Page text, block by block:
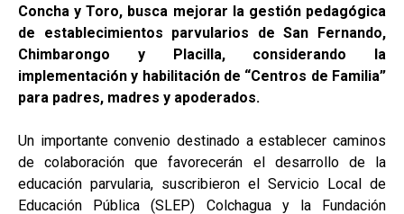
Concha y Toro, busca mejorar la gestión pedagógica
de establecimientos parvularios de San Fernando,
Chimbarongo y Placilla, considerando la
implementación y habilitación de “Centros de Familia”
para padres, madres y apoderados.
Un importante convenio destinado a establecer caminos
de colaboración que favorecerán el desarrollo de la
educación parvularia, suscribieron el Servicio Local de
Educación Pública (SLEP) Colchagua y la Fundación